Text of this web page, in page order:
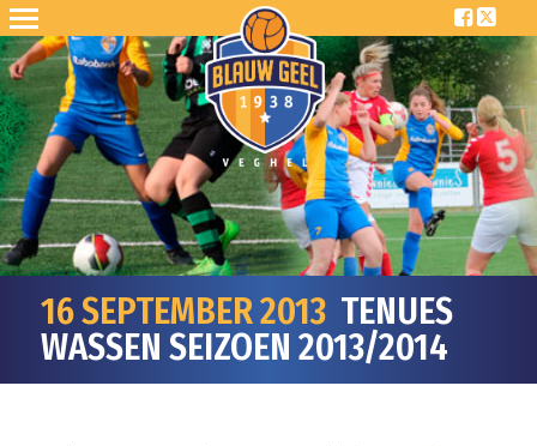
16 SEPTEMBER 2013TENUES
WASSEN SEIZOEN 2013/2014